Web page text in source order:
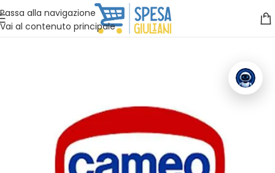
Passa alla navigazione
Vai al contenuto principale
Vuoi assistenza?Clicca qui e ti richiamiamo noi